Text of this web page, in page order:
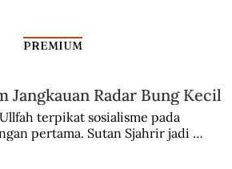
di Shanghai
PREMIUM
Jangkauan Radar Bung Kecil
terpikat sosialisme pada
pertama. Sutan Sjahrir jadi